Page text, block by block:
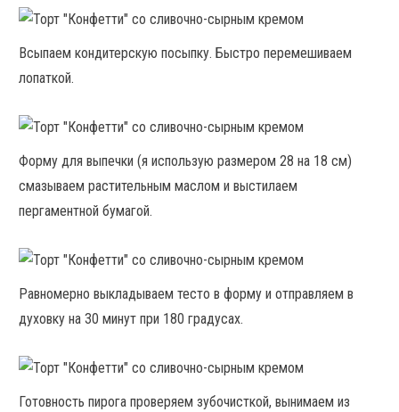
Всыпаем кондитерскую посыпку. Быстро перемешиваем
лопаткой.
Форму для выпечки (я использую размером 28 на 18 см)
смазываем растительным маслом и выстилаем
пергаментной бумагой.
Равномерно выкладываем тесто в форму и отправляем в
духовку на 30 минут при 180 градусах.
Готовность пирога проверяем зубочисткой, вынимаем из